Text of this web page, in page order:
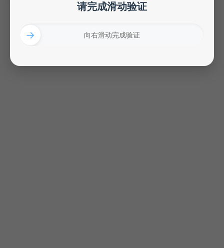
请完成滑动验证
→ 向右滑动完成验证